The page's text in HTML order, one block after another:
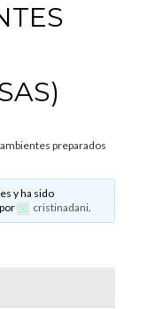
preparados
y ha sido
por cristinadani.